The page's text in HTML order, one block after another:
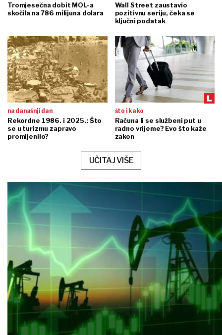
Tromjesečna dobit MOL-a
skočila na 786 milijuna dolara
Wall Street zaustavio
pozitivnu seriju, čeka se
ključni podatak
na današnji dan
Rekordne 1986. i 2025.: Što
se u turizmu zapravo
promijenilo?
što i kako
Računa li se službeni put u
radno vrijeme? Evo što kaže
zakon
UČITAJ VIŠE